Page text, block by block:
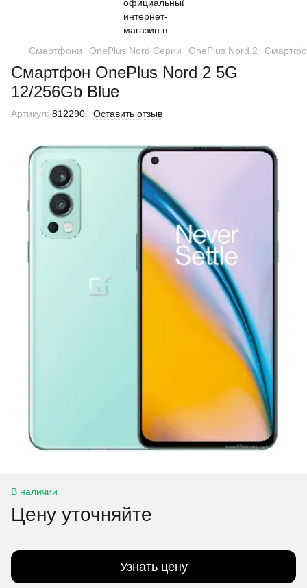
Смартфони OnePlus Nord Серии OnePlus Nord 2
Смартфон OnePlus Nord 2 5G
12/256Gb Blue
Артикул: 812290 Оставить отзыв
В наличии
Цену уточняйте
Узнать цену